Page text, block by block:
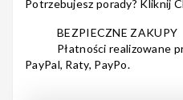
Kursy/Szkolenia
Potrzebujesz porady? Kliknij
BEZPIECZNE ZAKUPY
Płatności realizowane
PayPal, Raty, PayPo.